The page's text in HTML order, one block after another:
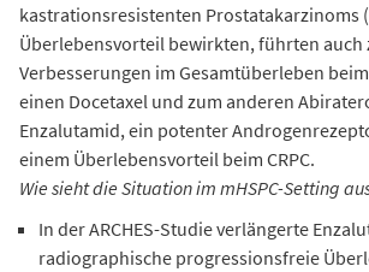
kastrationsresistenten Prostatakarzinoms
Überlebensvorteil bewirkten, führten auch
Verbesserungen im Gesamtüberleben beim
einen Docetaxel und zum anderen
Enzalutamid, ein potenter
einem Überlebensvorteil beim CRPC.
Wie sieht die Situation im mHSPC-Setting
In der ARCHES-Studie verlängerte
radiographische progressionsfreie